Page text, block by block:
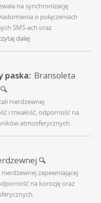
na synchronizację
o połączeniach
SMS-ach oraz
dalej
paska: Bransoleta
nierdzewnej
i trwałość, odporność na
atmosferycznych.
zapewniającej
na korozję oraz